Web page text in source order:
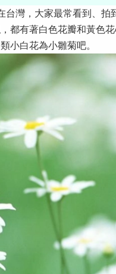
灣，大家最常看到、拍
都有著白色花瓣和黃色
小白花為小雛菊吧。